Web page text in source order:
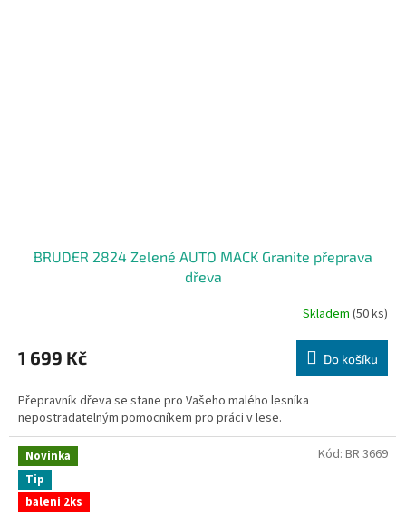
BRUDER 2824 Zelené AUTO MACK Granite přeprava
dřeva
Skladem (50 ks)
1 699 Kč Do košíku
Přepravník dřeva se stane pro Vašeho malého lesníka
nepostradatelným pomocníkem pro práci v lese.
Novinka
Tip
baleni 2ks
Kód: BR 3669